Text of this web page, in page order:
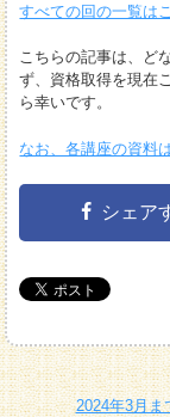
すべての回の一覧は
こちらの記事は、ど
ず、資格取得を現在
ら幸いです。
なお、各講座の資料
シェア
2024年3月ま